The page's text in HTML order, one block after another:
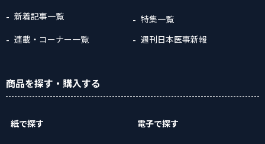
新着記事一覧
特集一覧
連載・コーナー一覧
週刊日本医事新報
商品を探す ・購入する
紙で探す 電子で探す